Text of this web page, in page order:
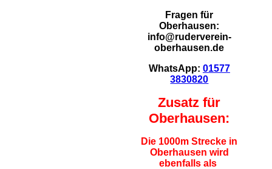
Fragen für
Oberhausen:
info@ruderverein-
oberhausen.de
WhatsApp: 01577
3830820
Zusatz für
Oberhausen:
Die 1000m Strecke in
Oberhausen wird
ebenfalls als